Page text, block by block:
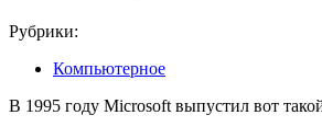
Рубрики:
Компьютерное
В 1995 году Microsoft выпустил вот